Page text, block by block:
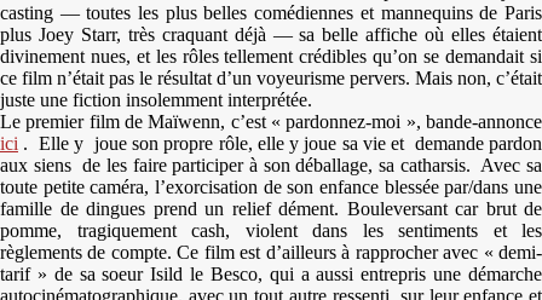
casting — toutes les plus belles comédiennes et mannequins de Paris
plus Joey Starr, très craquant déjà — sa belle affiche où elles étaient
divinement nues, et les rôles tellement crédibles qu’on se demandait si
ce film n’était pas le résultat d’un voyeurisme pervers. Mais non, c’était
juste une fiction insolemment interprétée.
Le premier film de Maïwenn, c’est « pardonnez-moi », bande-annonce
ici . Elle y joue son propre rôle, elle y joue sa vie et demande pardon
aux siens de les faire participer à son déballage, sa catharsis. Avec sa
toute petite caméra, l’exorcisation de son enfance blessée par/dans une
famille de dingues prend un relief dément. Bouleversant car brut de
pomme, tragiquement cash, violent dans les sentiments et les
règlements de compte. Ce film est d’ailleurs à rapprocher avec « demi-
tarif » de sa soeur Isild le Besco, qui a aussi entrepris une démarche
autocinématographique, avec un tout autre ressenti sur leur enfance et